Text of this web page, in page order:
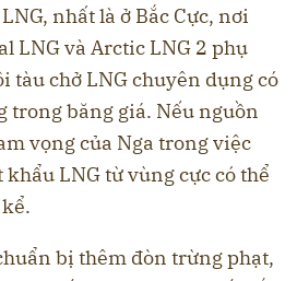
nhất là ở Bắc Cực, nơi
LNG và Arctic LNG 2 phụ
tàu chở LNG chuyên dụng có
trong băng giá. Nếu nguồn
vọng của Nga trong việc
LNG từ vùng cực có thể
bị thêm đòn trừng phạt,